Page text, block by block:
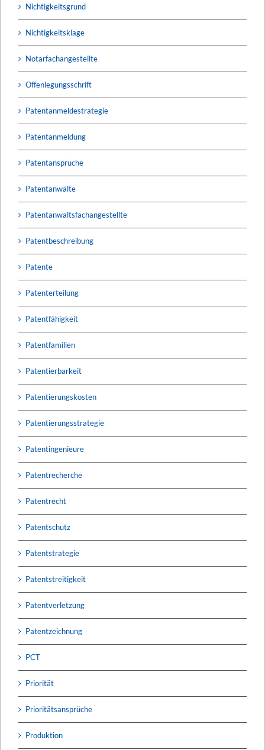
Nichtigkeitsgrund
Nichtigkeitsklage
Notarfachangestellte
Offenlegungsschrift
Patentanmeldestrategie
Patentanmeldung
Patentansprüche
Patentanwälte
Patentanwaltsfachangestellte
Patentbeschreibung
Patente
Patenterteilung
Patentfähigkeit
Patentfamilien
Patentierbarkeit
Patentierungskosten
Patentierungsstrategie
Patentingenieure
Patentrecherche
Patentrecht
Patentschutz
Patentstrategie
Patentstreitigkeit
Patentverletzung
Patentzeichnung
PCT
Priorität
Prioritätsansprüche
Produktion